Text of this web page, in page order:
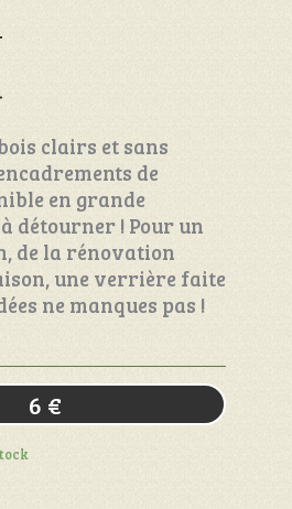
clairs et sans
de
en grande
détourner ! Pour un
de la rénovation
une verrière faite
ne manques pas !
6 €